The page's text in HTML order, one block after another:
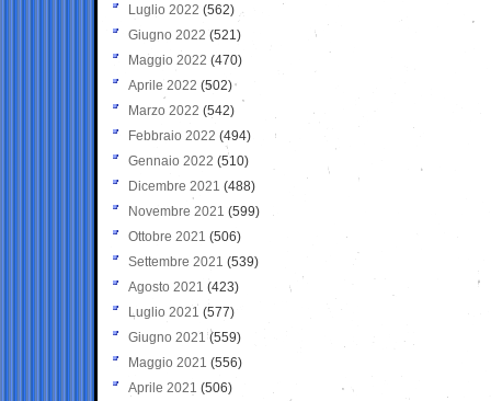
Luglio 2022 (562)
Giugno 2022 (521)
Maggio 2022 (470)
Aprile 2022 (502)
Marzo 2022 (542)
Febbraio 2022 (494)
Gennaio 2022 (510)
Dicembre 2021 (488)
Novembre 2021 (599)
Ottobre 2021 (506)
Settembre 2021 (539)
Agosto 2021 (423)
Luglio 2021 (577)
Giugno 2021(559)
Maggio 2021 (556)
Aprile 2021 (506)